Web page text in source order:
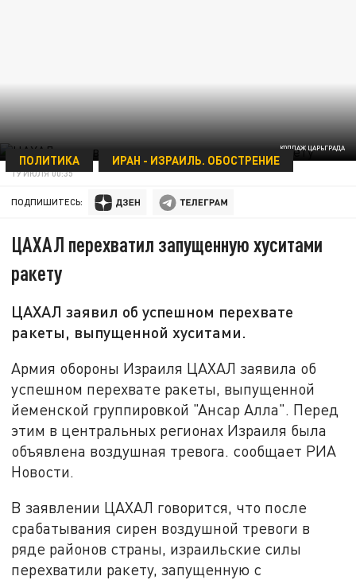
КОЛЛАЖ ЦАРЬГРАДА
ПОЛИТИКА ИРАН - ИЗРАИЛЬ. ОБОСТРЕНИЕ
19 ИЮЛЯ 00:35
ПОДПИШИТЕСЬ:
ЦАХАЛ перехватил запущенную хуситами
ракету
ЦАХАЛ заявил об успешном перехвате
ракеты, выпущенной хуситами.
Армия обороны Израиля ЦАХАЛ заявила об
успешном перехвате ракеты, выпущенной
йеменской группировкой "Ансар Алла". Перед
этим в центральных регионах Израиля была
объявлена воздушная тревога. сообщает РИА
Новости.
В заявлении ЦАХАЛ говорится, что после
срабатывания сирен воздушной тревоги в
ряде районов страны, израильские силы
перехватили ракету, запущенную с